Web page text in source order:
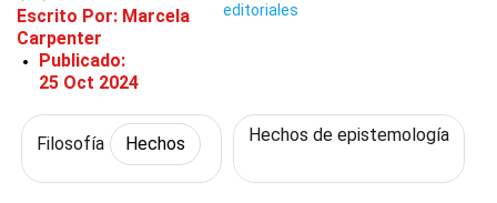
Escrito Por: Marcela
Carpenter
Publicado:
25 Oct 2024
editoriales
Filosofía Hechos Hechos de epistemología